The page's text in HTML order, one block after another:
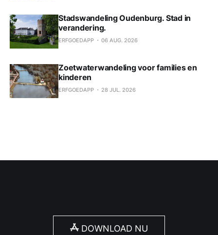
Stadswandeling Oudenburg. Stad in
verandering.
ERFGOEDAPP 06 AUG. 2026
Zoetwaterwandeling voor families en
kinderen
ERFGOEDAPP 28 JUL. 2026
DOWNLOAD NU